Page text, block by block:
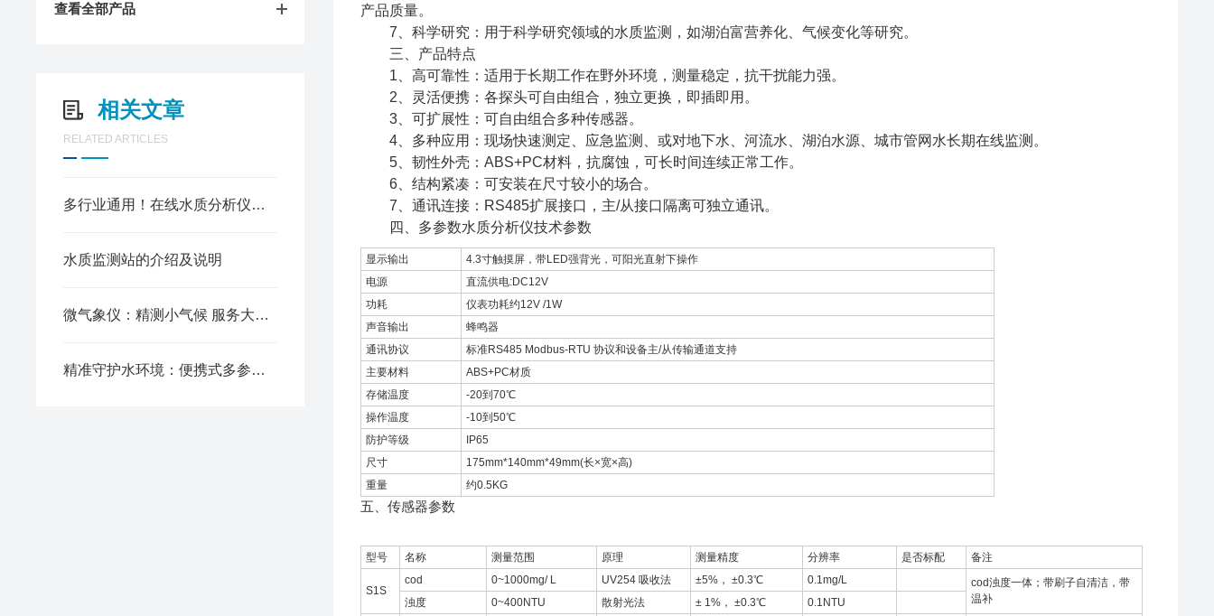
查看全部产品
相关文章
RELATED ARTICLES
多行业通用！在线水质分析仪，解锁水质监测新方式
水质监测站的介绍及说明
微气象仪：精测小气候 服务大用途
精准守护水环境：便携式多参数水质测定仪的实用价值
产品质量。
7、科学研究：用于科学研究领域的水质监测，如湖泊富营养化、气候变化等研究。
三、产品特点
1、高可靠性：适用于长期工作在野外环境，测量稳定，抗干扰能力强。
2、灵活便携：各探头可自由组合，独立更换，即插即用。
3、可扩展性：可自由组合多种传感器。
4、多种应用：现场快速测定、应急监测、或对地下水、河流水、湖泊水源、城市管网水长期在线监测。
5、韧性外壳：ABS+PC材料，抗腐蚀，可长时间连续正常工作。
6、结构紧凑：可安装在尺寸较小的场合。
7、通讯连接：RS485扩展接口，主/从接口隔离可独立通讯。
四、多参数水质分析仪技术参数
显示输出
4.3寸触摸屏，带LED强背光，可阳光直射下操作
电源
直流供电:DC12V
功耗
仪表功耗约12V /1W
声音输出
蜂鸣器
通讯协议
标准RS485 Modbus-RTU 协议和设备主/从传输通道支持
主要材料
ABS+PC材质
存储温度
-20到70℃
操作温度
-10到50℃
防护等级
IP65
尺寸
175mm*140mm*49mm(长×宽×高)
重量
约0.5KG
五、传感器参数
型号 名称 测量范围 原理 测量精度 分辨率 是否标配 备注
S1S
cod 0~1000mg/ L UV254 吸收法 ±5%， ±0.3℃ 0.1mg/L
cod浊度一体；带刷子自清洁，带
温补
浊度 0~400NTU 散射光法 ± 1%， ±0.3℃ 0.1NTU